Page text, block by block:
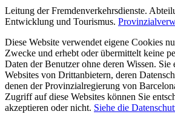
Leitung der Fremdenverkehrsdienste.
Entwicklung und Tourismus.
Diese Website verwendet eigene Cookies
Zwecke und erhebt oder übermittelt keine
Daten der Benutzer ohne deren Wissen.
Websites von Drittanbietern, deren
denen der Provinzialregierung von
Zugriff auf diese Websites können Sie
akzeptieren oder nicht. Siehe die